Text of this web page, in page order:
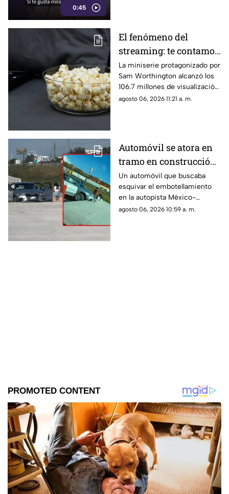
0:45
El fenómeno del
streaming: te contamos
de qué miniserie se
trata y por qué está
atrapando a millones
La miniserie protagonizado por
Sam Worthington alcanzó los
106.7 millones de visualización
en solo 46 días
agosto 06, 2026 11:21 a. m.
Automóvil se atora en
tramo en construcción
de la México-Querétaro
Un automóvil que buscaba
esquivar el embotellamiento
en la autopista México-
Querétaro ingresó a un sector
agosto 06, 2026 10:59 a. m.